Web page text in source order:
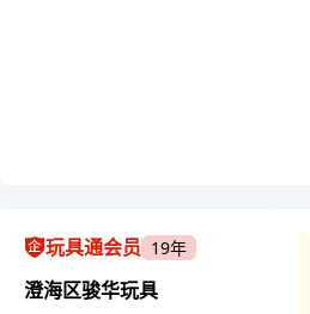
玩具通会员 19年
澄海区骏华玩具